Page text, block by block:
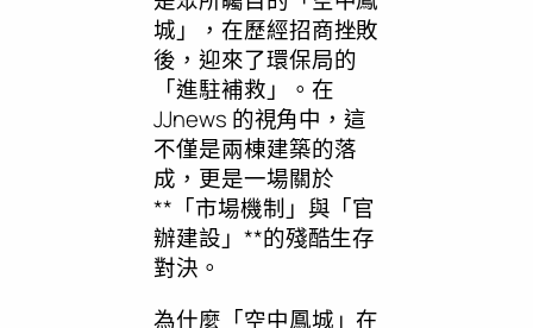
城」，在歷經招商挫敗
後，迎來了環保局的
「進駐補救」。在
JJnews 的視角中，這
不僅是兩棟建築的落
成，更是一場關於
**「市場機制」與「官
辦建設」**的殘酷生存
對決。
為什麼「空中鳳城」在